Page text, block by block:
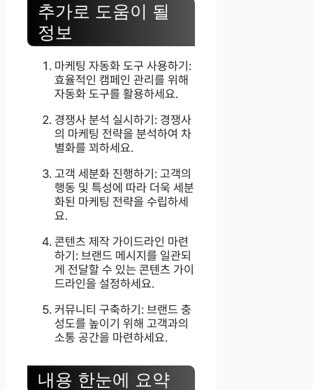
추가로 도움이 될
정보
마케팅 자동화 도구 사용하기:
효율적인 캠페인 관리를 위해
자동화 도구를 활용하세요.
경쟁사 분석 실시하기: 경쟁사
의 마케팅 전략을 분석하여 차
별화를 꾀하세요.
고객 세분화 진행하기: 고객의
행동 및 특성에 따라 더욱 세분
화된 마케팅 전략을 수립하세
요.
콘텐츠 제작 가이드라인 마련
하기: 브랜드 메시지를 일관되
게 전달할 수 있는 콘텐츠 가이
드라인을 설정하세요.
커뮤니티 구축하기: 브랜드 충
성도를 높이기 위해 고객과의
소통 공간을 마련하세요.
내용 한눈에 요약